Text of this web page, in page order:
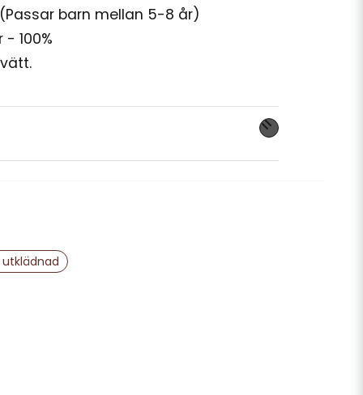
(Passar barn mellan 5-8 år)
100%
utklädnad